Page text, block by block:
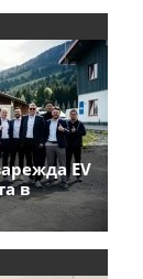
EV
в